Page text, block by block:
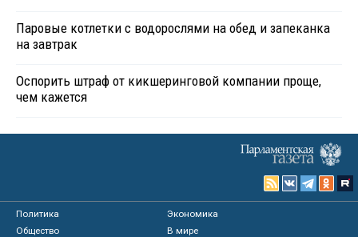
Паровые котлетки с водорослями на обед и запеканка
на завтрак
Оспорить штраф от кикшеринговой компании проще,
чем кажется
Политика
Экономика
Общество
В мире